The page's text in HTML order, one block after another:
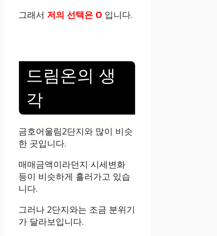
그래서 저의 선택은 O 입니다.
드림온의 생
각
금호어울림2단지와 많이 비슷
한 곳입니다.
매매금액이라던지 시세변화
등이 비슷하게 흘러가고 있습
니다.
그러나 2단지와는 조금 분위기
가 달라보입니다.